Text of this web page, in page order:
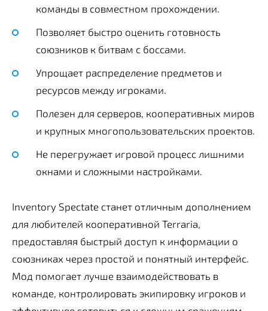
команды в совместном прохождении.
Позволяет быстро оценить готовность
союзников к битвам с боссами.
Упрощает распределение предметов и
ресурсов между игроками.
Полезен для серверов, кооперативных миров
и крупных многопользовательских проектов.
Не перегружает игровой процесс лишними
окнами и сложными настройками.
Inventory Spectate станет отличным дополнением
для любителей кооперативной Terraria,
предоставляя быстрый доступ к информации о
союзниках через простой и понятный интерфейс.
Мод помогает лучше взаимодействовать в
команде, контролировать экипировку игроков и